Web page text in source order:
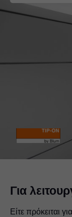
Για
Είτε πρόκειται